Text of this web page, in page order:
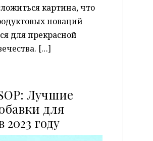
картина, что
новаций
для прекрасной
[…]
Лучшие
для
2023 году